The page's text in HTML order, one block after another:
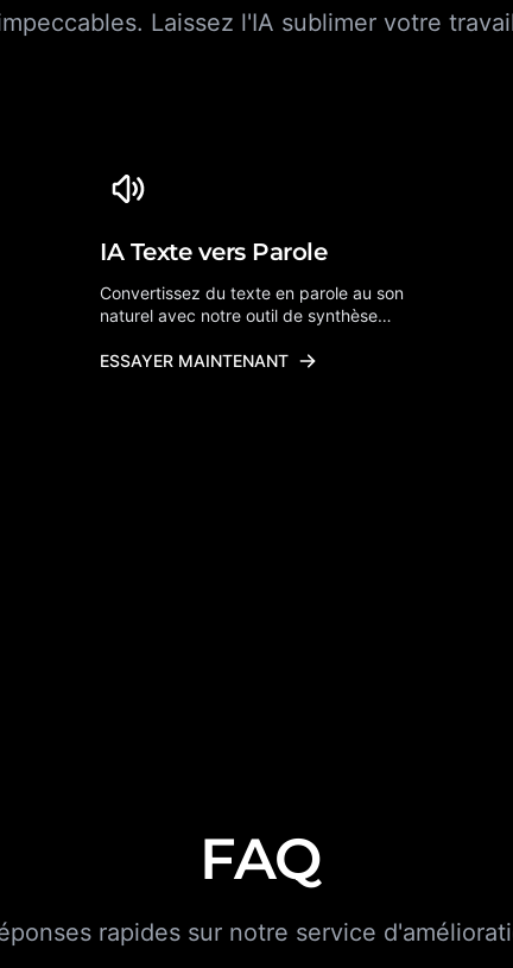
Laissez l'IA sublimer votre
IA Texte vers Parole
Convertissez du texte en parole au son
naturel avec notre outil de synthèse
langues prises en charge.
ESSAYER MAINTENANT
FAQ
rapides sur notre service